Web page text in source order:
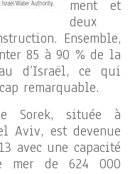
ment et
deux
Ensemble,
85 à 90 % de la
d’Israël, ce qui
remarquable.
Sorek, située à
Aviv, est devenue
avec une capacité
mer de 624 000